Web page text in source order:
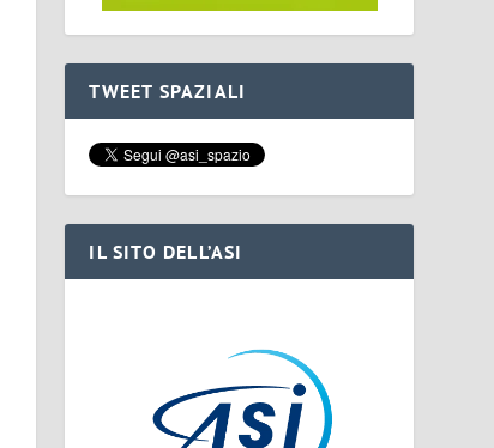
TWEET SPAZIALI
IL SITO DELL’ASI